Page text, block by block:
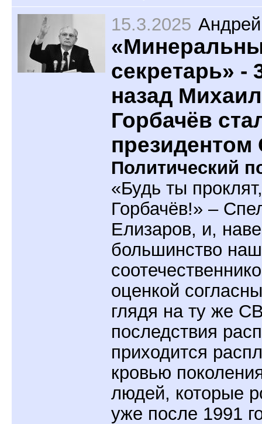
15.3.2025
секретарь» -
назад Михаил
Горбачёв
Политический
«Будь ты проклят,
Горбачёв!» –
Елизаров, и,
большинство
оценкой
глядя на ту же
последствия
приходится
кровью
людей, которые
уже после 1991